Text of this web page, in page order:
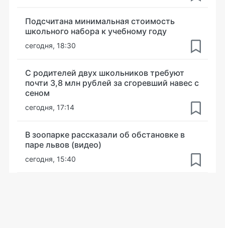
Подсчитана минимальная стоимость
школьного набора к учебному году
сегодня, 18:30
С родителей двух школьников требуют
почти 3,8 млн рублей за сгоревший навес с
сеном
сегодня, 17:14
В зоопарке рассказали об обстановке в
паре львов (видео)
сегодня, 15:40